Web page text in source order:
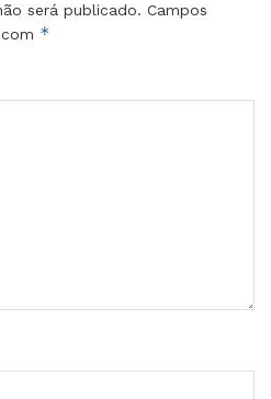
será publicado. Campos
*